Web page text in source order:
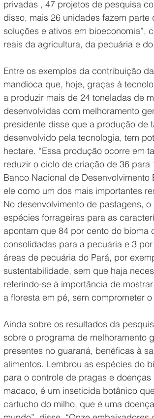
privadas , 47 projetos de pesquisa
disso, mais 26 unidades fazem
soluções e ativos em bioeconomia”,
reais da agricultura, da pecuária e
Entre os exemplos da contribuição
mandioca que, hoje, graças à
a produzir mais de 24 toneladas de
desenvolvidas com melhoramento
presidente disse que a produção de
desenvolvido pela tecnologia, tem
hectare. “Essa produção ocorre em
reduzir o ciclo de criação de 36 para
Banco Nacional de
ele como um dos mais importantes
No desenvolvimento de pastagens,
espécies forrageiras para as
apontam que 84 por cento do bioma
consolidadas para a pecuária e 3
áreas de pecuária do Pará, por
sustentabilidade, sem que haja
referindo-se à importância de
a floresta em pé, sem comprometer
Ainda sobre os resultados da
sobre o programa de melhoramento
presentes no guaraná, benéficas à
alimentos. Lembrou as espécies do
para o controle de pragas e
macaco, é um inseticida botânico
cartucho do milho, que é uma